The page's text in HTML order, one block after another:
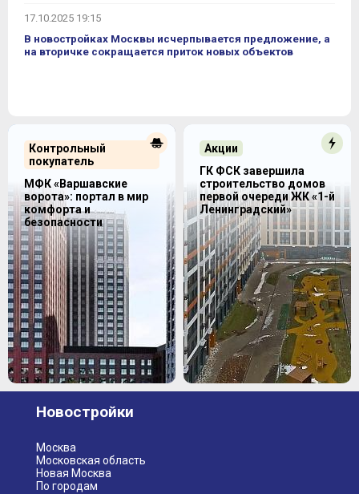
17.10.2025 19:15
В новостройках Москвы исчерпывается предложение, а
на вторичке сокращается приток новых объектов
Контрольный
покупатель
МФК «Варшавские
ворота»: портал в мир
комфорта и
безопасности
Акции
ГК ФСК завершила
строительство домов
первой очереди ЖК «1-й
Ленинградский»
Новостройки
Москва
Московская область
Новая Москва
По городам